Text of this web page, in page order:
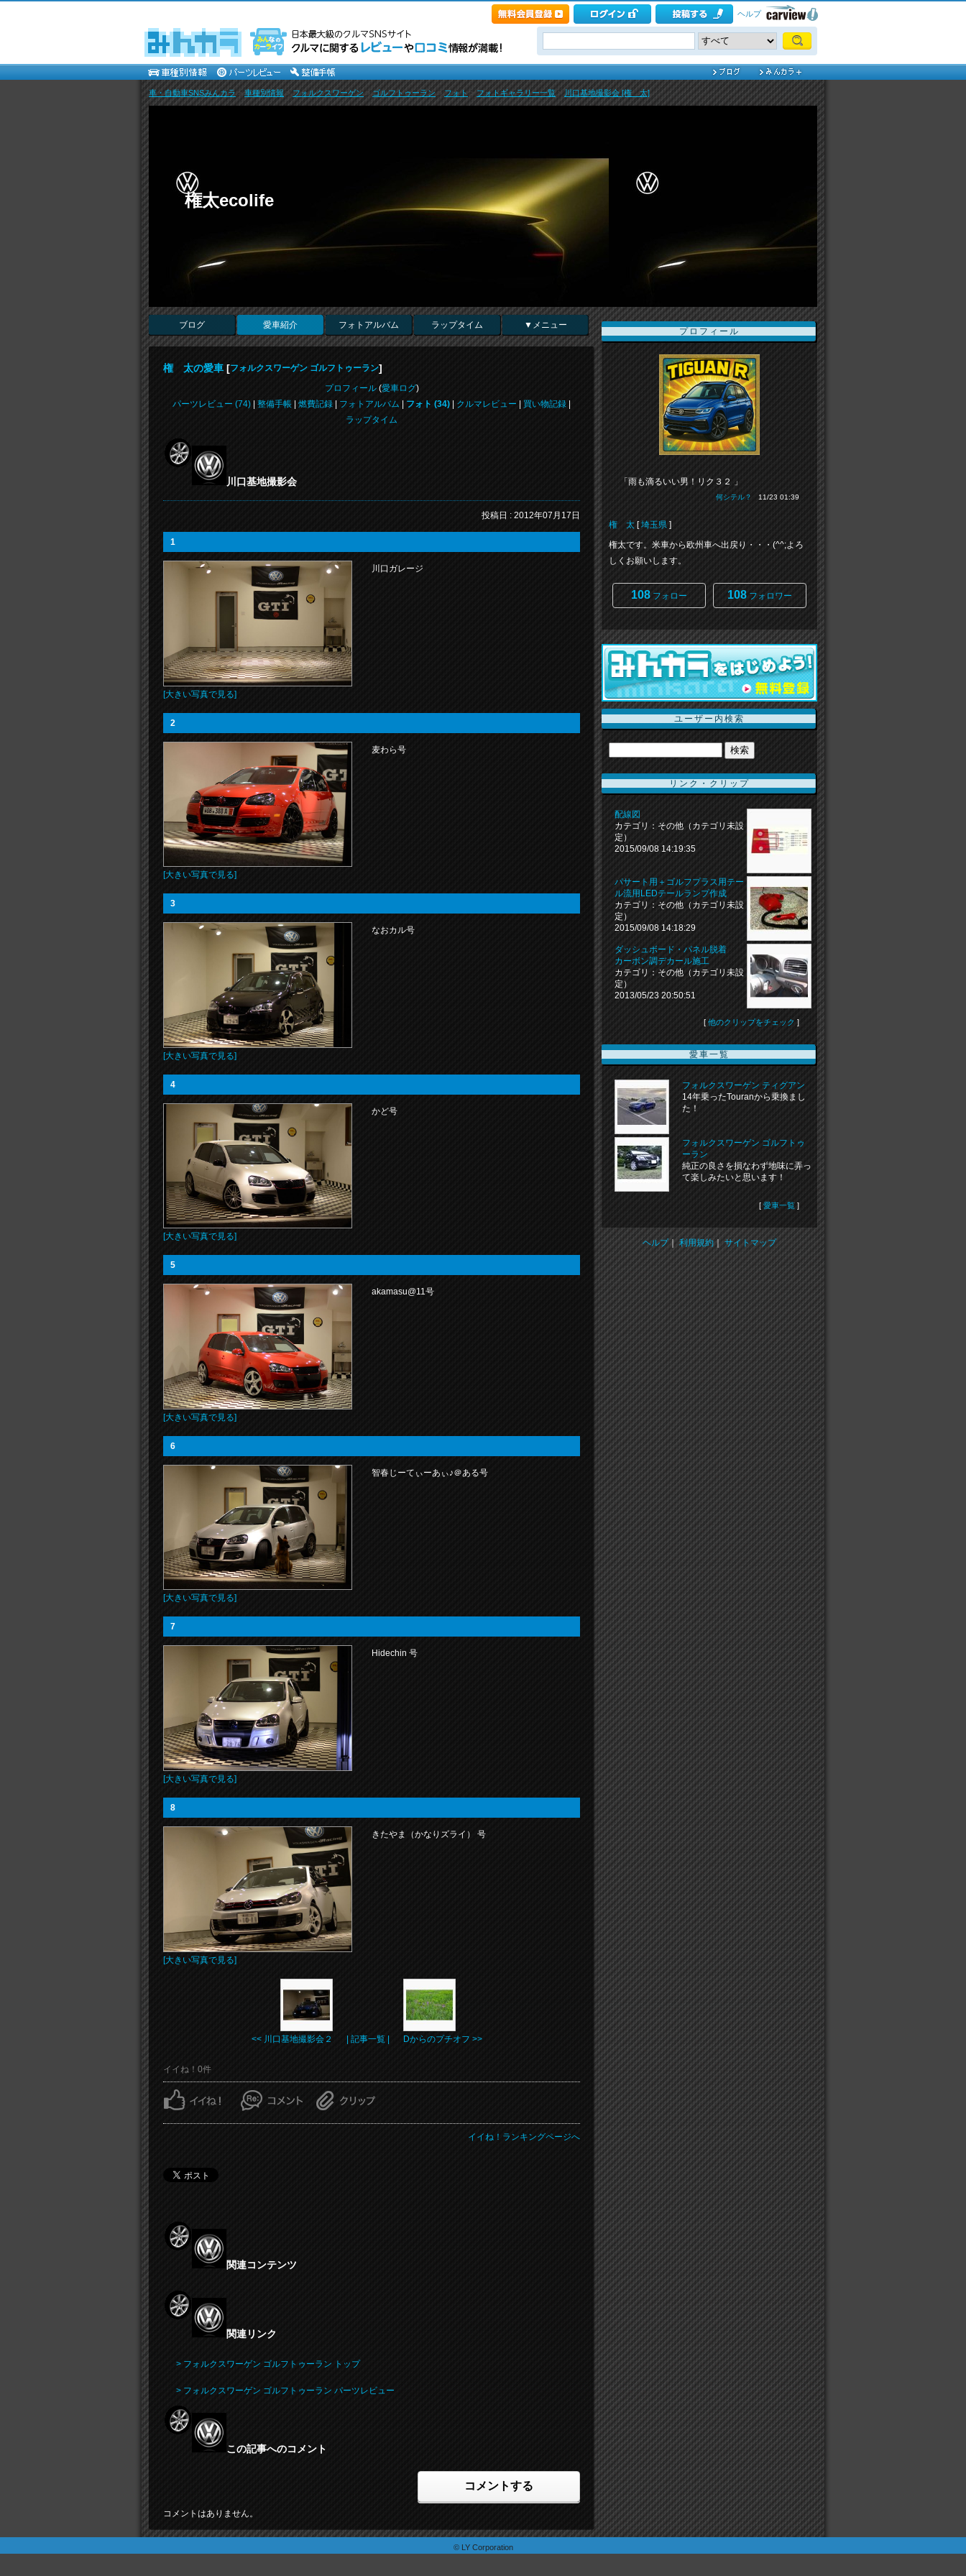
ヘルプ
車・自動車SNSみんカラ>車種別情報> フォルクスワーゲン >ゴルフトゥーラン >フォト>フォトギャラリー一覧>川口基地撮影会 [権 太]
権太ecolife
ブログ 愛車紹介 フォトアルバム ラップタイム ▼メニュー
権 太の愛車 [フォルクスワーゲン ゴルフトゥーラン]
プロフィール(愛車ログ)
パーツレビュー (74)
整備手帳 燃費記録 フォトアルバム フォト (34) クルマレビュー 買い物記録
ラップタイム
川口基地撮影会
投稿日 : 2012年07月17日
1
[大きい写真で見る]
川口ガレージ
2
[大きい写真で見る]
麦わら号
3
[大きい写真で見る]
なおカル号
4
[大きい写真で見る]
かど号
5
[大きい写真で見る]
akamasu@11号
6
[大きい写真で見る]
智春じーてぃーあぃ♪＠ある号
7
[大きい写真で見る]
Hidechin 号
8
[大きい写真で見る]
きたやま（かなりズライ） 号
<< 川口基地撮影会２ | 記事一覧 | Dからのプチオフ >>
イイね！0件
イイね！ランキングページへ
関連コンテンツ
関連リンク
> フォルクスワーゲン ゴルフトゥーラン トップ
> フォルクスワーゲン ゴルフトゥーラン パーツレビュー
この記事へのコメント
コメントする
コメントはありません。
プロフィール
「雨も滴るいい男！リク３２ 」
何シテル？ 11/23 01:39
権 太 [埼玉県 ]
権太です。米車から欧州車へ出戻り・・・(^^;よろ
しくお願いします。
108 フォロー 108 フォロワー
ユーザー内検索
リンク・クリップ
配線図
カテゴリ：その他（カテゴリ未設
定）
2015/09/08 14:19:35
パサート用＋ゴルフプラス用テー
ル流用LEDテールランプ作成
カテゴリ：その他（カテゴリ未設
定）
2015/09/08 14:18:29
ダッシュボード・パネル脱着
カーボン調デカール施工
カテゴリ：その他（カテゴリ未設
定）
2013/05/23 20:50:51
[ 他のクリップをチェック ]
愛車一覧
フォルクスワーゲン ティグアン
14年乗ったTouranから乗換まし
た！
フォルクスワーゲン ゴルフトゥ
ーラン
純正の良さを損なわず地味に弄っ
て楽しみたいと思います！
[ 愛車一覧 ]
ヘルプ｜利用規約｜サイトマップ
© LY Corporation